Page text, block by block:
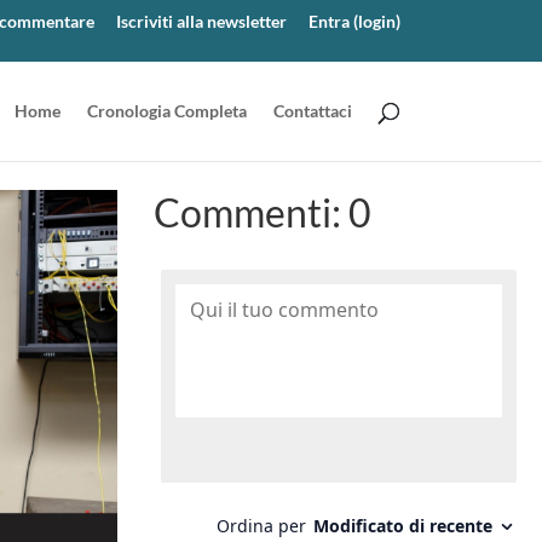
Iscriviti alla newsletter Entra (login)
Home Cronologia Completa Contattaci
Commenti: 0